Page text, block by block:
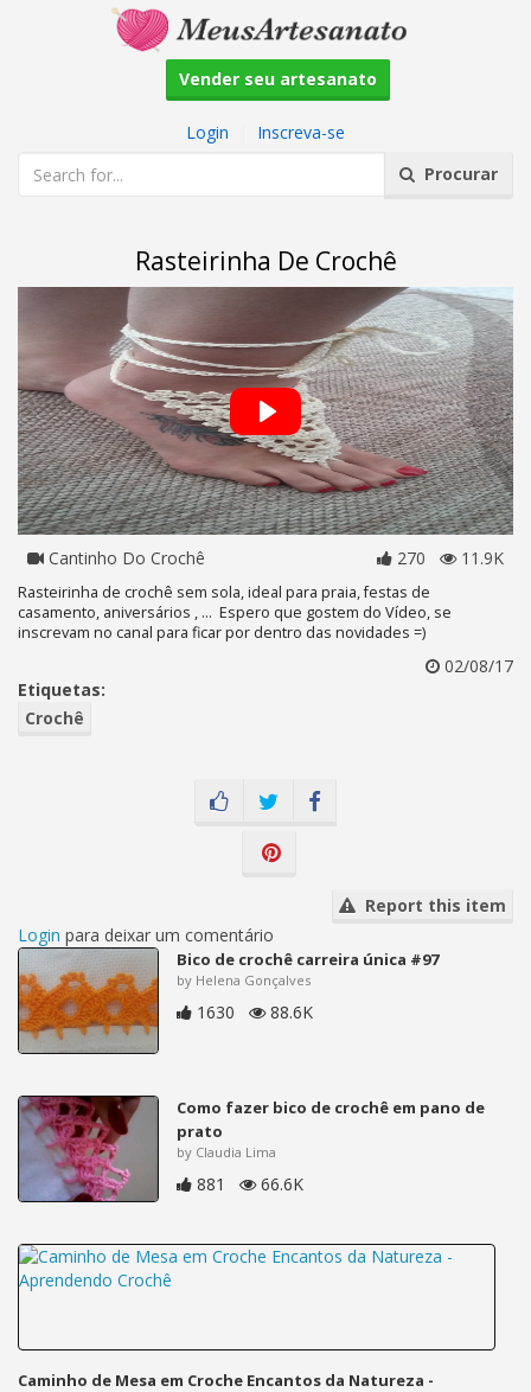
Vender seu artesanato
Login
Inscreva-se
Procurar
Rasteirinha De Crochê
Cantinho Do Crochê 270 11.9K
Rasteirinha de crochê sem sola, ideal para praia, festas de
casamento, aniversários , ... Espero que gostem do Vídeo, se
inscrevam no canal para ficar por dentro das novidades =)
02/08/17
Etiquetas:
Crochê
Report this item
Login para deixar um comentário
Bico de crochê carreira única #97
by Helena Gonçalves
1630 88.6K
Como fazer bico de crochê em pano de
prato
by Claudia Lima
881 66.6K
Caminho de Mesa em Croche Encantos da Natureza -